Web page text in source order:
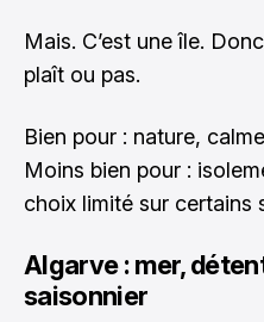
Mais. C’est une île.
plaît ou pas.
Bien pour : nature,
Moins bien pour :
choix limité sur certains
Algarve : mer,
saisonnier